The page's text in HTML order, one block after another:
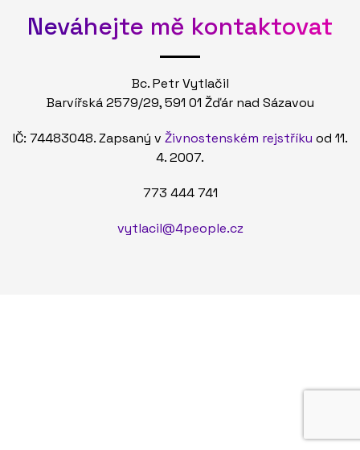
Neváhejte mě kontaktovat
Bc. Petr Vytlačil
Barvířská 2579/29, 591 01 Žďár nad Sázavou
IČ: 74483048. Zapsaný v Živnostenském rejstříku od 11.
4. 2007.
773 444 741
vytlacil@4people.cz